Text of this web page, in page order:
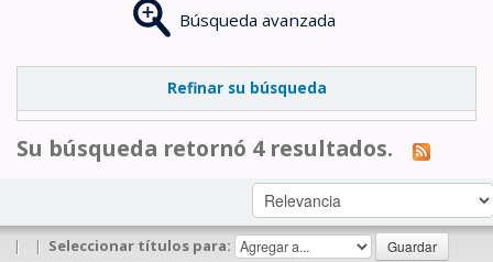
Búsqueda avanzada
Refinar su búsqueda
Su búsqueda retornó 4 resultados.
| | Seleccionar títulos para: